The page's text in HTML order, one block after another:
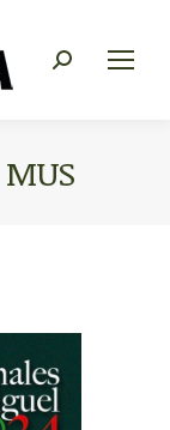
Buscar: